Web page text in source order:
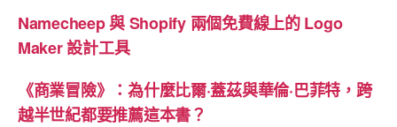
Namecheep 與 Shopify 兩個免費線上的 Logo
Maker 設計工具
《商業冒險》：為什麼比爾·蓋茲與華倫·巴菲特，跨
越半世紀都要推薦這本書？